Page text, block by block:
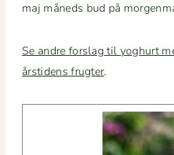
maj måneds bud på
Se andre forslag til yoghurt
årsti­dens frugter.